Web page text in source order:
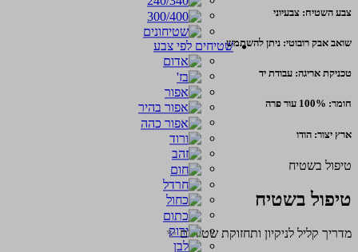
שטיחים לפי צבע
צבע השטיח: צבעיוני
שואב אבק רובוטי: ניתן להשתמש
טכניקת אריגה: עבודת יד
חומר: 100% עור פרה
ארץ יצור: הודו
טיפול בשטיח
טיפול בשטיח
מדריך קליל לניקיון ותחזוקת שטיחים ✨